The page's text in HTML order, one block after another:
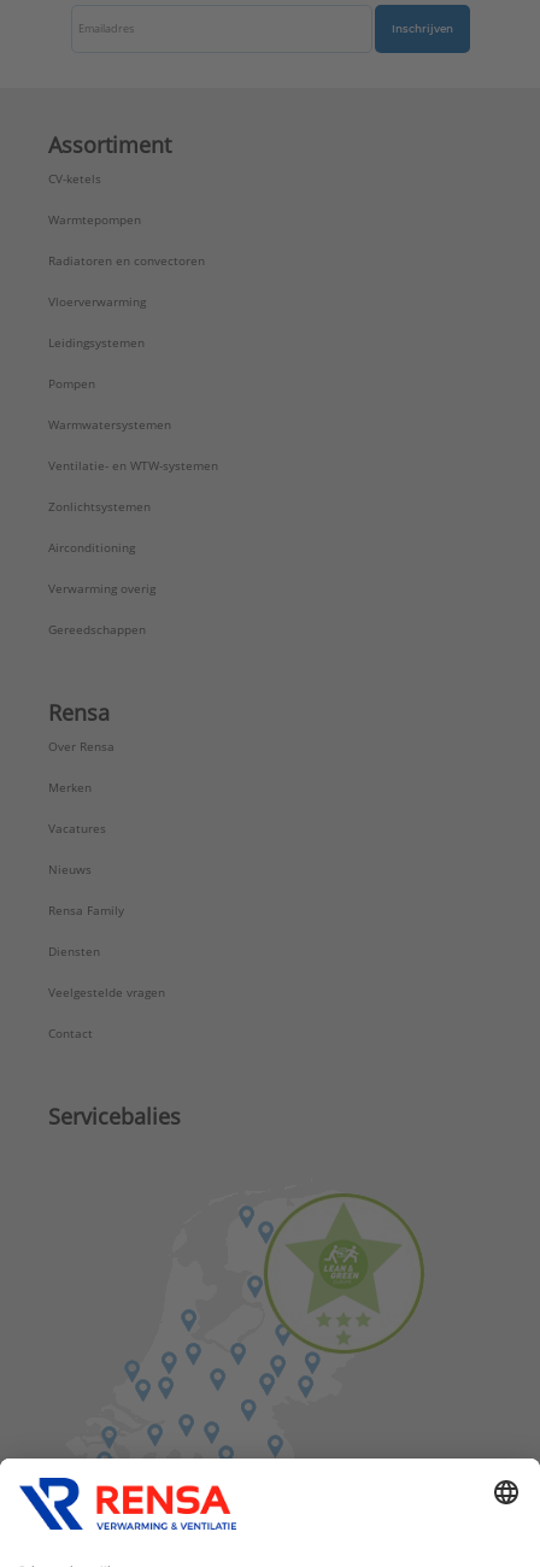
Inschrijven
Assortiment
CV-ketels
Warmtepompen
Radiatoren en convectoren
Vloerverwarming
Leidingsystemen
Pompen
Warmwatersystemen
Ventilatie- en WTW-systemen
Zonlichtsystemen
Airconditioning
Verwarming overig
Gereedschappen
Rensa
Over Rensa
Merken
Vacatures
Nieuws
Rensa Family
Diensten
Veelgestelde vragen
Contact
Servicebalies